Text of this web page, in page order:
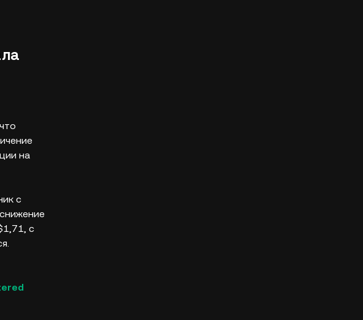
на
с
с